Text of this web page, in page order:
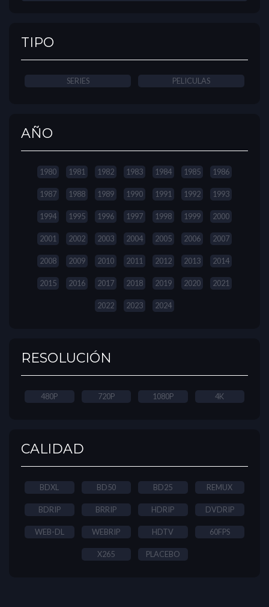
TIPO
SERIES PELICULAS
AÑO
1980 1981 1982 1983 1984 1985 1986
1987 1988 1989 1990 1991 1992 1993
1994 1995 1996 1997 1998 1999 2000
2001 2002 2003 2004 2005 2006 2007
2008 2009 2010 2011 2012 2013 2014
2015 2016 2017 2018 2019 2020 2021
2022 2023 2024
RESOLUCIÓN
480P 720P 1080P 4K
CALIDAD
BDXL BD50 BD25 REMUX
BDRIP BRRIP HDRIP DVDRIP
WEB-DL WEBRIP HDTV 60FPS
X265 PLACEBO